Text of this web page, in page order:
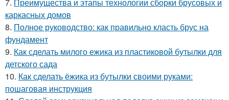
каркасных домов
8. Полное руководство: как правильно класть брус на
фундамент
9. Как сделать милого ежика из пластиковой бутылки для
детского сада
10. Как сделать ёжика из бутылки своими руками:
пошаговая инструкция